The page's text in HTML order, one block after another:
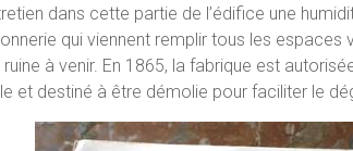
dans cette partie de l’édifice une
qui viennent remplir tous les
à venir. En 1865, la fabrique est
et destiné à être démolie pour faciliter le